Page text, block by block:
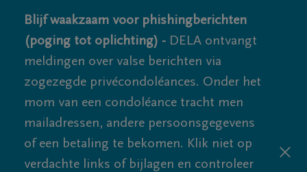
Blijf waakzaam voor phishingberichten
(poging tot oplichting) - DELA ontvangt
meldingen over valse berichten via
zogezegde privécondoléances. Onder het
mom van een condoléance tracht men
mailadressen, andere persoonsgegevens
of een betaling te bekomen. Klik niet op
verdachte links of bijlagen en controleer